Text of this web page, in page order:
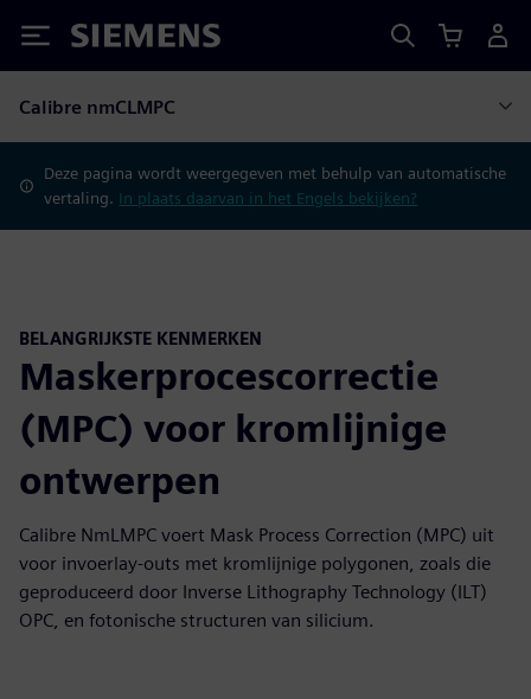
Siemens
Calibre nmCLMPC
Deze pagina wordt weergegeven met behulp van automatische
vertaling. In plaats daarvan in het Engels bekijken?
BELANGRIJKSTE KENMERKEN
Maskerprocescorrectie
(MPC) voor kromlijnige
ontwerpen
Calibre NmLMPC voert Mask Process Correction (MPC) uit
voor invoerlay-outs met kromlijnige polygonen, zoals die
geproduceerd door Inverse Lithography Technology (ILT)
OPC, en fotonische structuren van silicium.